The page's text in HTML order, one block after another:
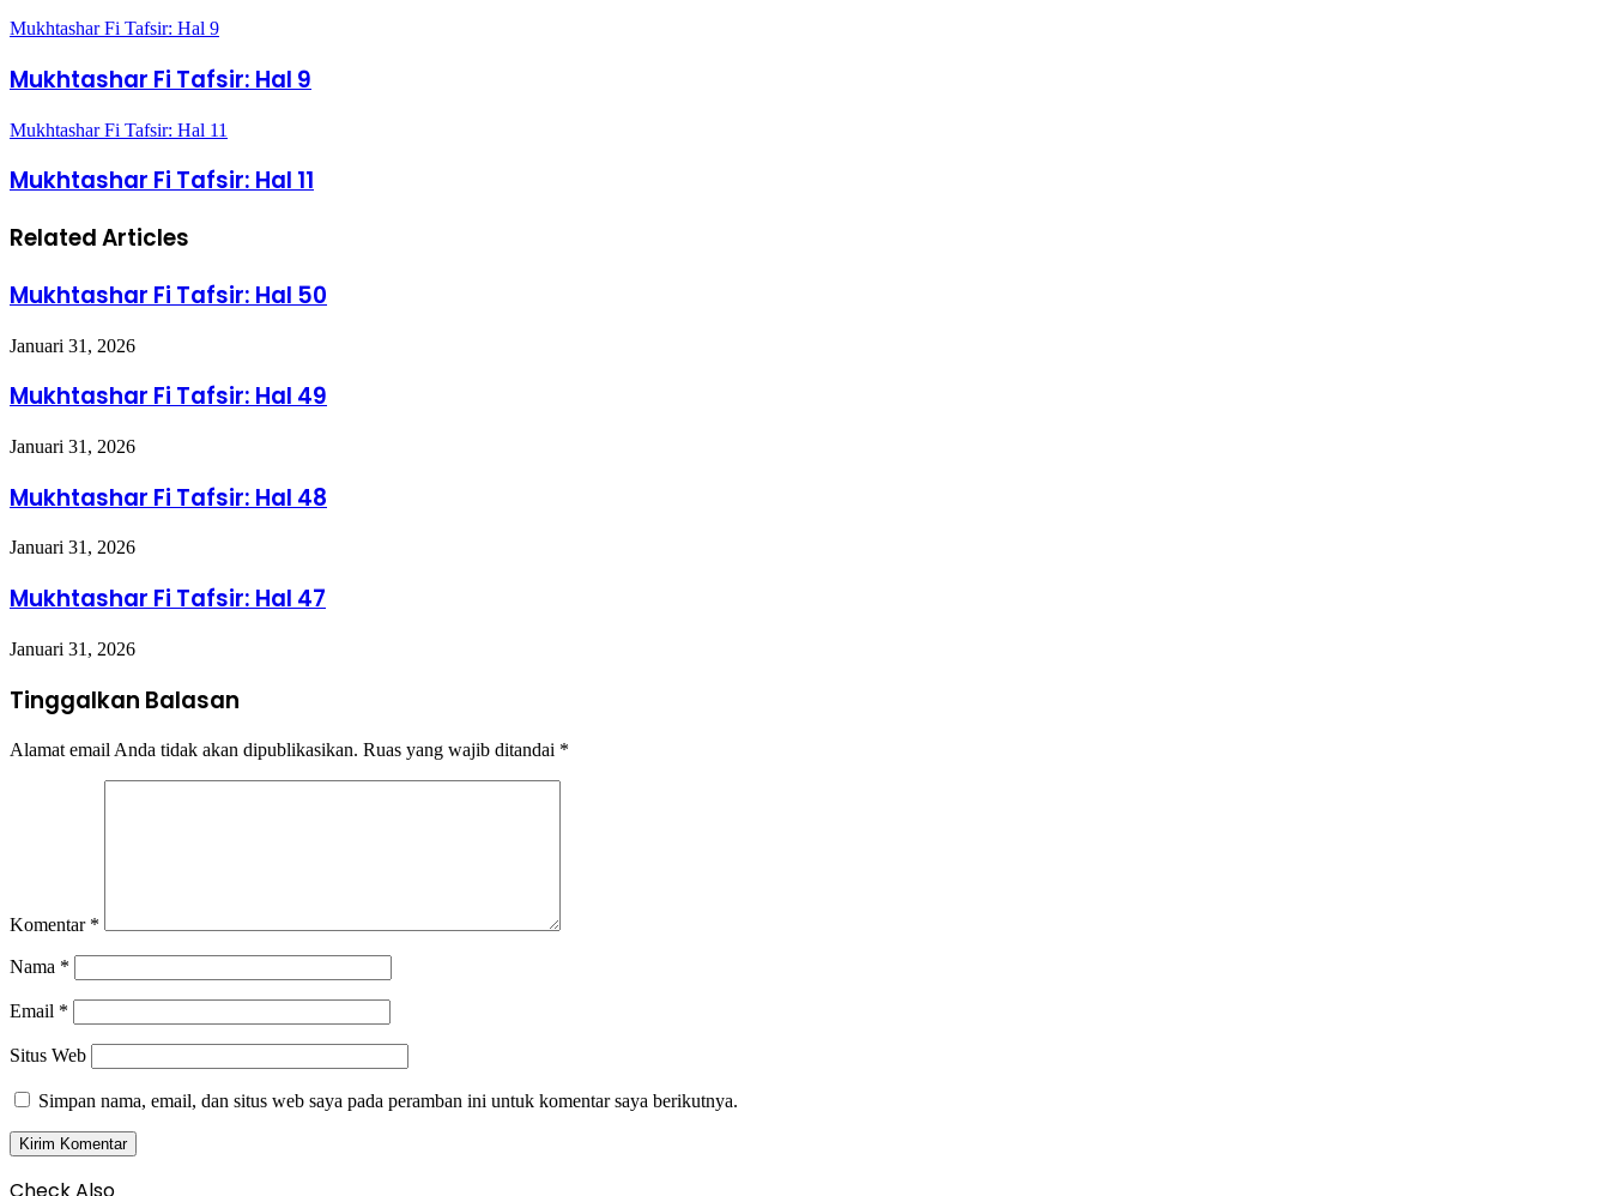
Mukhtashar Fi Tafsir: Hal 9
Mukhtashar Fi Tafsir: Hal 9
Mukhtashar Fi Tafsir: Hal 11
Mukhtashar Fi Tafsir: Hal 11
Related Articles
Mukhtashar Fi Tafsir: Hal 50
Januari 31, 2026
Mukhtashar Fi Tafsir: Hal 49
Januari 31, 2026
Mukhtashar Fi Tafsir: Hal 48
Januari 31, 2026
Mukhtashar Fi Tafsir: Hal 47
Januari 31, 2026
Tinggalkan Balasan
Alamat email Anda tidak akan dipublikasikan. Ruas yang wajib ditandai *
Komentar *
Nama *
Email *
Situs Web
Simpan nama, email, dan situs web saya pada peramban ini untuk komentar saya berikutnya.